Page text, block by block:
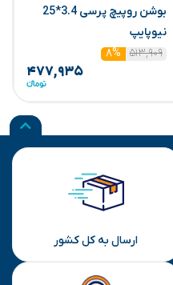
بوشن روپیچ پرسی 3.4*25
نیوپایپ
۵۱۳,۹۰۹
۸%
۴۷۷,۹۳۵
ارسال به کل کشور